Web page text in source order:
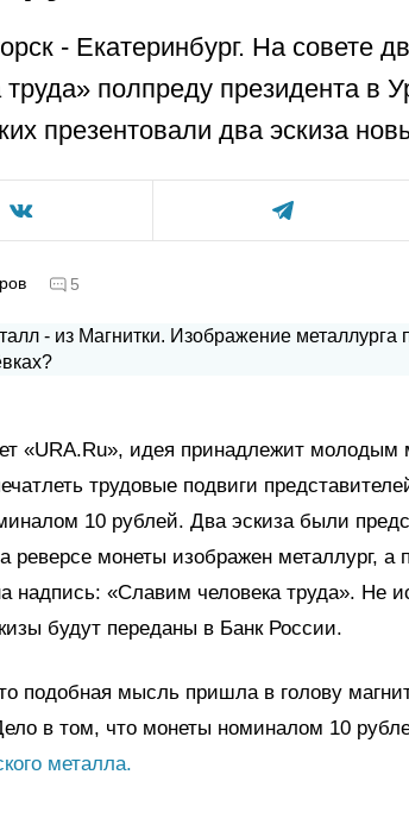
- Екатеринбург. На совете
труда» полпреду президента в
презентовали два эскиза
5
«URA.Ru», идея принадлежит
трудовые подвиги
10 рублей. Два эскиза были
реверсе монеты изображен металлург, а
надпись: «Славим человека труда». Не
будут переданы в Банк России.
подобная мысль пришла в голову
в том, что монеты номиналом 10
металла.